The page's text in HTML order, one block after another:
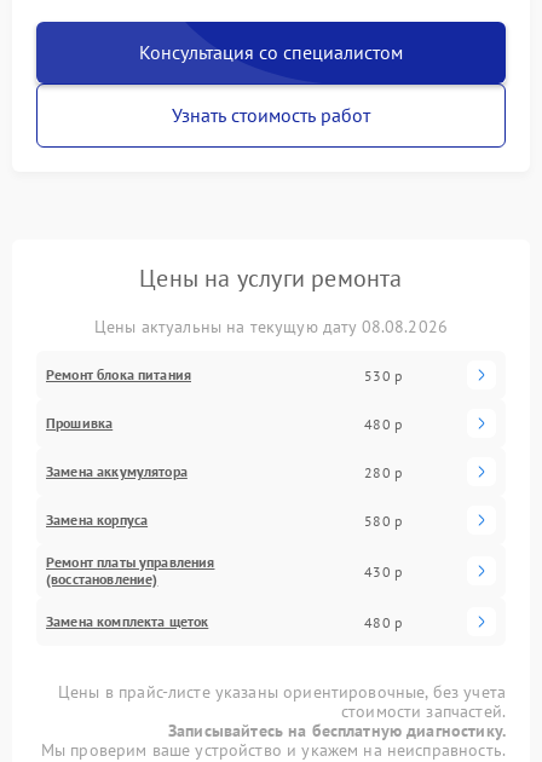
Консультация со специалистом
Узнать стоимость работ
Цены на услуги ремонта
Цены актуальны на текущую дату 08.08.2026
Ремонт блока питания 530 р
Прошивка 480 р
Замена аккумулятора 280 р
Замена корпуса 580 р
Ремонт платы управления
(восстановление)
430 р
Замена комплекта щеток 480 р
Цены в прайс-листе указаны ориентировочные, без учета
стоимости запчастей.
Записывайтесь на бесплатную диагностику.
Мы проверим ваше устройство и укажем на неисправность.